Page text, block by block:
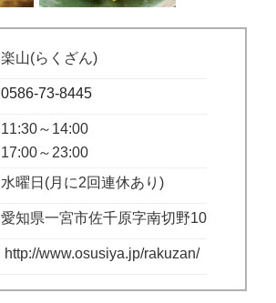
楽山(らくざん)
0586-73-8445
11:30～14:00
17:00～23:00
水曜日(月に2回連休あり)
愛知県一宮市佐千原字南切野10
http://www.osusiya.jp/rakuzan/